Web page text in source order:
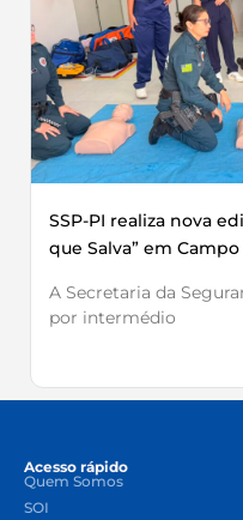
SSP-PI realiza nova
que Salva” em
A Secretaria da
por intermédio
Acesso rápido
Quem Somos
SOI